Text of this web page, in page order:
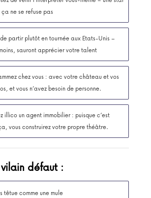
ne se refuse pas
partir plutôt en tournée aux Etats-Unis –
sauront apprécier votre talent
chez vous : avec votre château et vos
et vous n’avez besoin de personne.
illico un agent immobilier : puisque c’est
vous construirez votre propre théâtre.
défaut :
têtue comme une mule